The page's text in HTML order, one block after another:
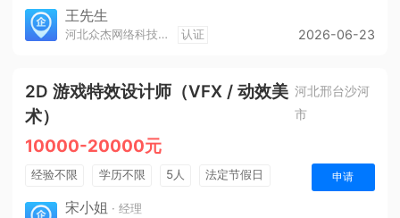
销售奖金
奖励计划
王先生
河北众杰网络科技有限公司 认证 2026-06-23
2D 游戏特效设计师（VFX / 动效美
术）
河北邢台沙河
市
10000-20000元
经验不限 学历不限 5人
法定节假日
休假制度
申请
宋小姐 · 经理